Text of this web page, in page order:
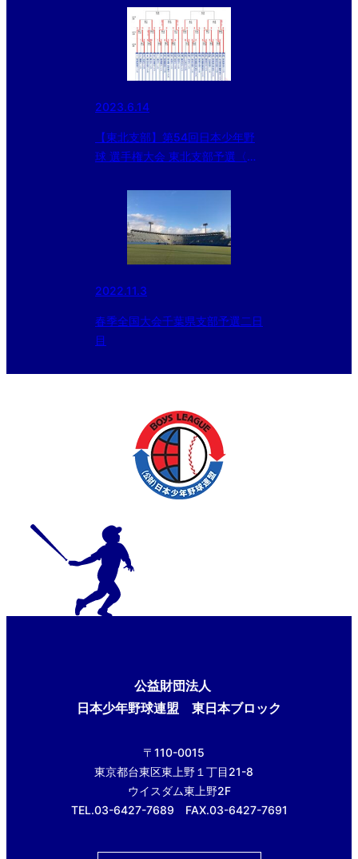
2023.6.14
【東北支部】第54回日本少年野
球 選手権大会 東北支部予選〈途
2022.11.3
春季全国大会千葉県支部予選二日
目
公益財団法人
日本少年野球連盟 東日本ブロック
〒110-0015
東京都台東区東上野１丁目21-8
ウイスダム東上野2F
TEL.03-6427-7689 FAX.03-6427-7691